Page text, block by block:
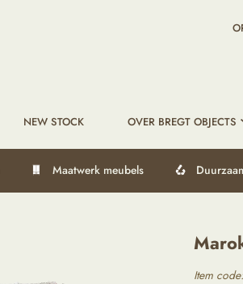
NEW STOCK OVER BREGT OBJECTS
Maatwerk meubels
Item